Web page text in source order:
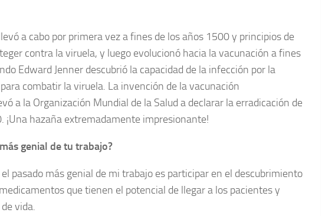
a cabo por primera vez a fines de los años 1500 y principios de
contra la viruela, y luego evolucionó hacia la vacunación a fines
Edward Jenner descubrió la capacidad de la infección por la
combatir la viruela. La invención de la vacunación
a la Organización Mundial de la Salud a declarar la erradicación de
¡Una hazaña extremadamente impresionante!
genial de tu trabajo?
el pasado más genial de mi trabajo es participar en el descubrimiento
que tienen el potencial de llegar a los pacientes y
vida.